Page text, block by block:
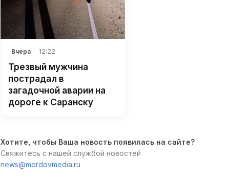
Вчера 12:22
Трезвый мужчина
пострадал в
загадочной аварии на
дороге к Саранску
Хотите, чтобы Ваша новость появилась на сайте?
Свяжитесь с нашей службой новостей
news@mordovmedia.ru